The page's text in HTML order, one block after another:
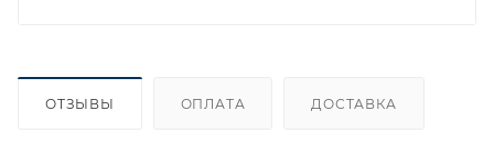
ОТЗЫВЫ ОПЛАТА ДОСТАВКА